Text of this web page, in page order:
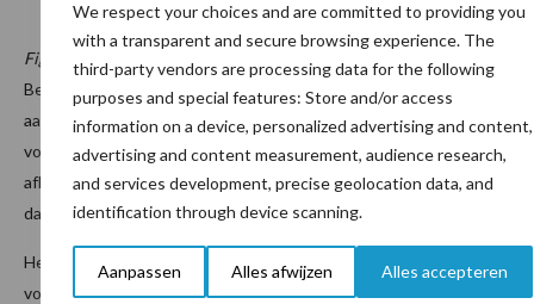
We respect your choices and are committed to providing you
with a transparent and secure browsing experience. The
third-party vendors are processing data for the following
purposes and special features: Store and/or access
information on a device, personalized advertising and content,
advertising and content measurement, audience research,
and services development, precise geolocation data, and
identification through device scanning.
Aanpassen Alles afwijzen Alles accepteren
Figuur 3: Melkfrequentie in relatie tot de (prestatie) van de koe.
Belangrijke punten in de stal zijn de ruimte voor de robot, het
aantal vreet- en ligplekken in de stal en de beschikbaarheid van
voldoende en hoogwaardig (ruw)voer. Uiteraard zijn ook zaken als
afkalfpatroon, klauwen diergezondheid van essentieel belang om
dagelijks meer dan 2.200 liter melk per robot te kunnen melken.
Het optimaliseren van melk- en voerinstellingen zijn dus cruciaal
voor een robotbedrijf. Dit optimaliseren is een blijvend proces,